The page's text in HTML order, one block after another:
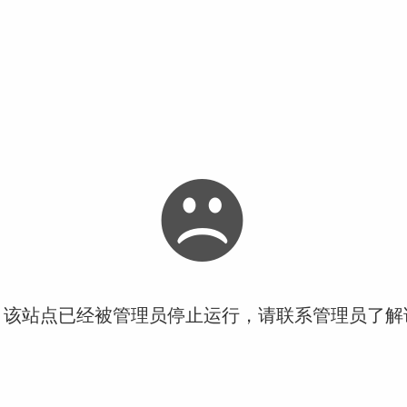
站点已经被管理员停止运行，请联系管理员了